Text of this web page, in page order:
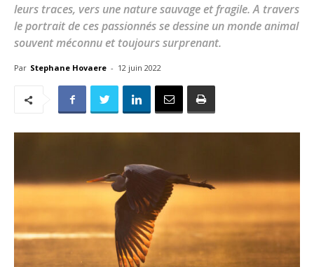
leurs traces, vers une nature sauvage et fragile. A travers
le portrait de ces passionnés se dessine un monde animal
souvent méconnu et toujours surprenant.
Par Stephane Hovaere - 12 juin 2022